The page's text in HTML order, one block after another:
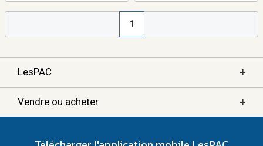
1
LesPAC +
Vendre ou acheter +